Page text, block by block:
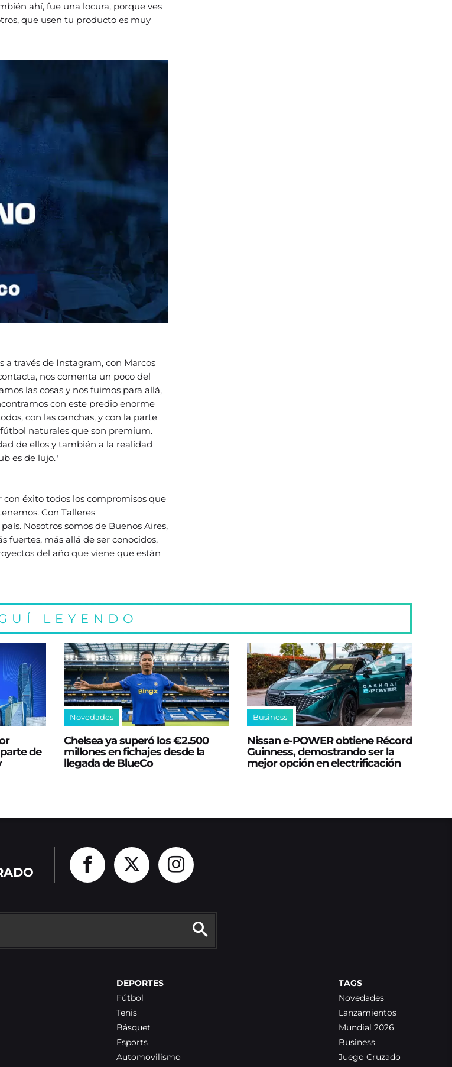
ahí, fue una locura, porque ves
que usen tu producto es muy
través de Instagram, con Marcos
nos comenta un poco del
las cosas y nos fuimos para allá,
con este predio enorme
con las canchas, y con la parte
naturales que son premium.
de ellos y también a la realidad
es de lujo."
éxito todos los compromisos que
Con Talleres
Nosotros somos de Buenos Aires,
fuertes, más allá de ser conocidos,
del año que viene que están
LEYENDO
de
Novedades
Chelsea ya superó los €2.500
millones en fichajes desde la
llegada de BlueCo
Business
Nissan e‑POWER obtiene Récord
Guinness, demostrando ser la
mejor opción en electrificación
DEPORTES
Fútbol
Tenis
Básquet
Esports
Automovilismo
TAGS
Novedades
Lanzamientos
Mundial 2026
Business
Juego Cruzado